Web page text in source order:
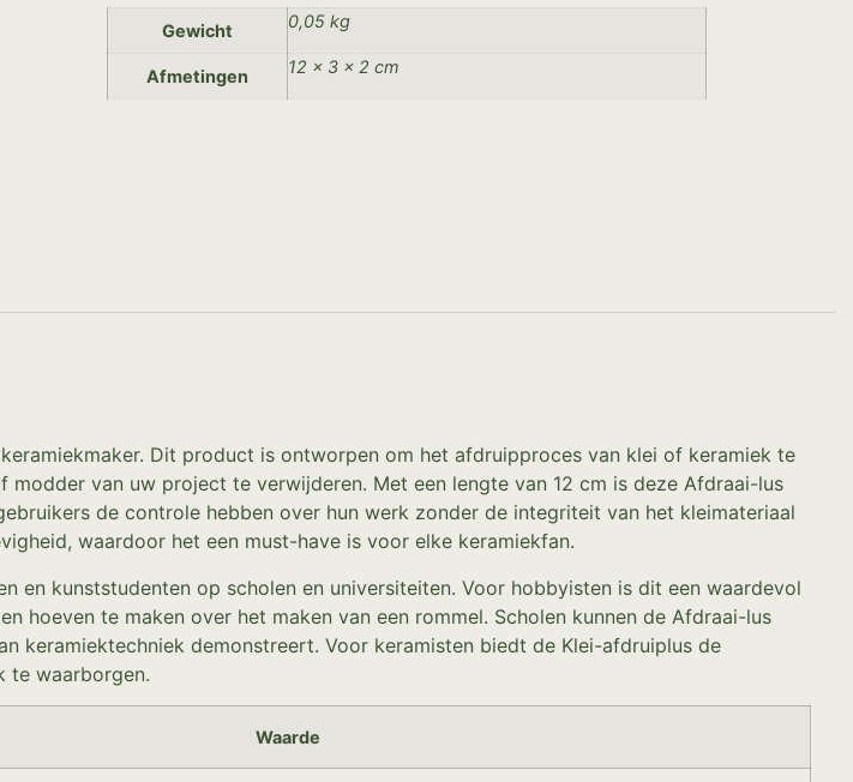
Gewicht 0,05 kg
Afmetingen 12 × 3 × 2 cm
Dit product is ontworpen om het afdruipproces van klei of keramiek te
van uw project te verwijderen. Met een lengte van 12 cm is deze Afdraai-lus
de controle hebben over hun werk zonder de integriteit van het kleimateriaal
waardoor het een must-have is voor elke keramiekfan.
kunststudenten op scholen en universiteiten. Voor hobbyisten is dit een waardevol
te maken over het maken van een rommel. Scholen kunnen de Afdraai-lus
keramiektechniek demonstreert. Voor keramisten biedt de Klei-afdruiplus de
te waarborgen.
Waarde